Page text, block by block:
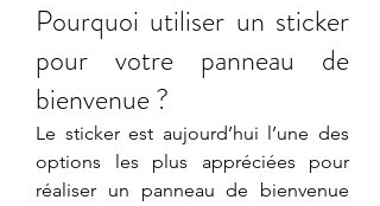
Pourquoi utiliser un sticker
pour votre panneau de
bienvenue ?
Le sticker est aujourd’hui l’une des
options les plus appréciées pour
réaliser un panneau de bienvenue